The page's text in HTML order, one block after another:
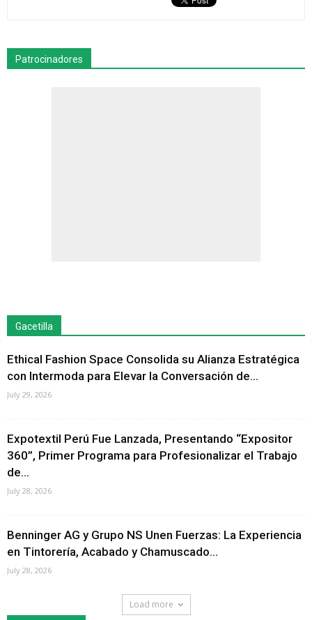
Patrocinadores
Gacetilla
Ethical Fashion Space Consolida su Alianza Estratégica
con Intermoda para Elevar la Conversación de...
July 29, 2026
Expotextil Perú Fue Lanzada, Presentando “Expositor
360”, Primer Programa para Profesionalizar el Trabajo
de...
July 28, 2026
Benninger AG y Grupo NS Unen Fuerzas: La Experiencia
en Tintorería, Acabado y Chamuscado...
July 28, 2026
Load more